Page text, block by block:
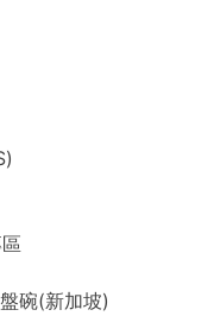
碗(新加坡)